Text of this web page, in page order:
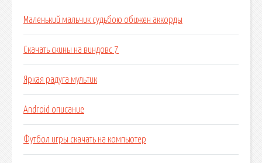
Маленький мальчик судьбою обижен аккорды
Скачать скины на виндовс 7
Яркая радуга мультик
Android описание
Футбол игры скачать на компьютер